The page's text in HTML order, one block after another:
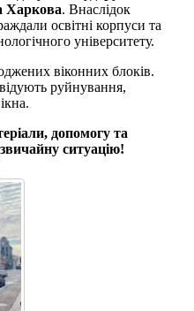
Харкова. Внаслідок
освітні корпуси та
університету.
віконних блоків.
руйнування,
допомогу та
ситуацію!